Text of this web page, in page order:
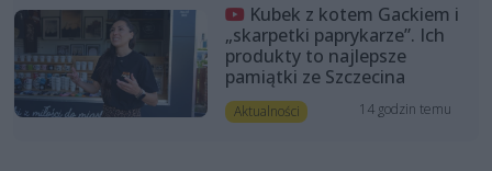
Kubek z kotem Gackiem i
„skarpetki paprykarze”. Ich
produkty to najlepsze
pamiątki ze Szczecina
Aktualności 14 godzin temu